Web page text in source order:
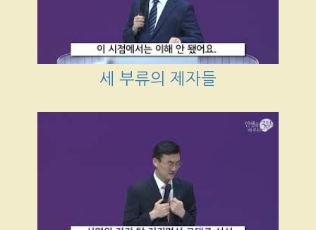
세 부류의 제자들